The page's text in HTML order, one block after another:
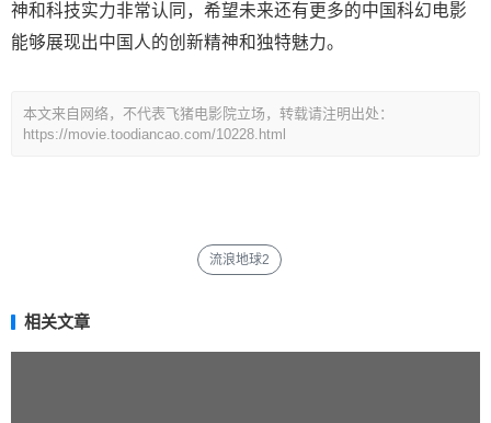
神和科技实力非常认同，希望未来还有更多的中国科幻电影
能够展现出中国人的创新精神和独特魅力。
本文来自网络，不代表飞猪电影院立场，转载请注明出处：
https://movie.toodiancao.com/10228.html
流浪地球2
相关文章